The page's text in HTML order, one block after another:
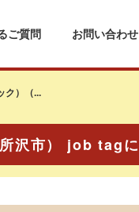
ご質問 お問い合わせ
ク）（...
沢市） job tagに